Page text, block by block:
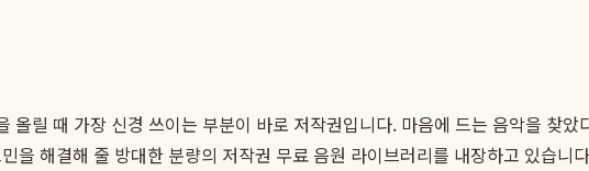
릴 때 가장 신경 쓰이는 부분이 바로 저작권입니다. 마음에 드는 음악을 찾
을 해결해 줄 방대한 분량의 저작권 무료 음원 라이브러리를 내장하고 있습